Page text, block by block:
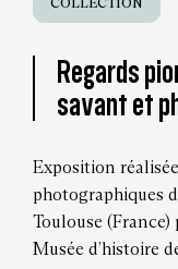
Regards
savant et
Exposition
photographiques
Toulouse
Musée d’histoire